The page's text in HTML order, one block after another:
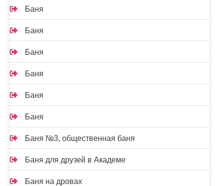
Баня
Баня
Баня
Баня
Баня
Баня
Баня №3, общественная баня
Баня для друзей в Академе
Баня на дровах